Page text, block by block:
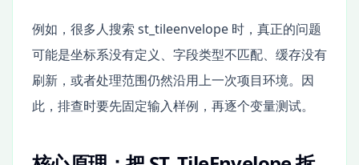
例如，很多人搜索 st_tileenvelope 时，真正的问题
可能是坐标系没有定义、字段类型不匹配、缓存没有
刷新，或者处理范围仍然沿用上一次项目环境。因
此，排查时要先固定输入样例，再逐个变量测试。